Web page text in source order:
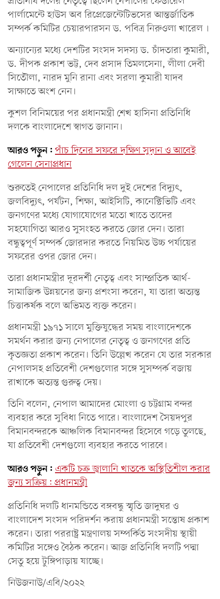
পার্লামেন্টে হাউস অব রিপ্রেজেন্টেটিভসের আন্তর্জাতিক
সম্পর্ক কমিটির চেয়ারপারসন ড. পবিত্র নিরুওলা খারেল ।
অন্যান্যের মধ্যে দেশটির সংসদ সদস্য ড. চাঁদতারা কুমারী,
ড. দীপক প্রকাশ ভট্ট, দেব প্রসাদ তিমলসেনা, লীলা দেবী
সিতৌলা, নারদ মুনি রানা এবং সরলা কুমারী যাদব
সাক্ষাতে অংশ নেন।
কুশল বিনিময়ের পর প্রধানমন্ত্রী শেখ হাসিনা প্রতিনিধি
দলকে বাংলাদেশে স্বাগত জানান।
আরও পড়ুন: পাঁচ দিনের সফরে দক্ষিণ সুদান ও আবেই
গেলেন সেনাপ্রধান
শুরুতেই নেপালের প্রতিনিধি দল দুই দেশের বিদ্যুৎ,
জলবিদ্যুৎ, পর্যটন, শিক্ষা, আইসিটি, কানেক্টিভিটি এবং
জনগণের মধ্যে যোগাযোগের মতো খাতে তাদের
সহযোগিতা আরও সুসংহত করতে জোর দেন। তারা
বন্ধুত্বপূর্ণ সম্পর্ক জোরদার করতে নিয়মিত উচ্চ পর্যায়ের
সফরের ওপর জোর দেন।
তারা প্রধানমন্ত্রীর দূরদর্শী নেতৃত্ব এবং সাম্প্রতিক আর্থ-
সামাজিক উন্নয়নের জন্য প্রশংসা করেন, যা তারা অত্যন্ত
চিত্তাকর্ষক বলে অভিমত ব্যক্ত করেন।
প্রধানমন্ত্রী ১৯৭১ সালে মুক্তিযুদ্ধের সময় বাংলাদেশকে
সমর্থন করার জন্য নেপালের নেতৃত্ব ও জনগণের প্রতি
কৃতজ্ঞতা প্রকাশ করেন। তিনি উল্লেখ করেন যে তার সরকার
নেপালসহ প্রতিবেশী দেশগুলোর সঙ্গে সুসম্পর্ক বজায়
রাখাকে অত্যন্ত গুরুত্ব দেয়।
তিনি বলেন, নেপাল আমাদের মোংলা ও চট্টগ্রাম বন্দর
ব্যবহার করে সুবিধা নিতে পারে। বাংলাদেশ সৈয়দপুর
বিমানবন্দরকে আঞ্চলিক বিমানবন্দর হিসেবে গড়ে তুলছে,
যা প্রতিবেশী দেশগুলো ব্যবহার করতে পারবে।
আরও পড়ুন: একটি চক্র জ্বালানি খাতকে অস্থিতিশীল করার
জন্য সক্রিয়: প্রধানমন্ত্রী
প্রতিনিধি দলটি ধানমন্ডিতে বঙ্গবন্ধু স্মৃতি জাদুঘর ও
বাংলাদেশ সংসদ পরিদর্শন করায় প্রধানমন্ত্রী সন্তোষ প্রকাশ
করেন। তারা পররাষ্ট্র মন্ত্রণালয় সম্পর্কিত সংসদীয় স্থায়ী
কমিটির সঙ্গেও বৈঠক করেন। আজ প্রতিনিধি দলটি পদ্মা
সেতু হয়ে টুঙ্গিপাড়ায় যাচ্ছে।
নিউজনাউ/এবি/২০২২